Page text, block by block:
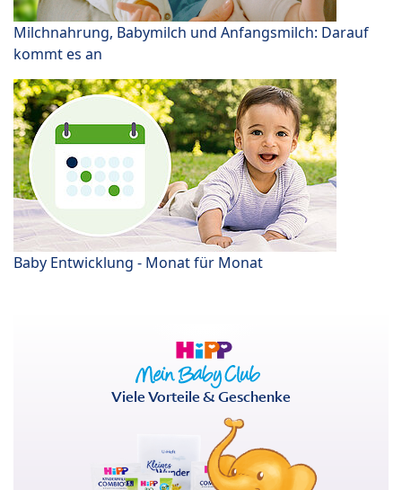
Milchnahrung, Babymilch und Anfangsmilch: Darauf
kommt es an
Baby Entwicklung - Monat für Monat
Viele Vorteile & Geschenke